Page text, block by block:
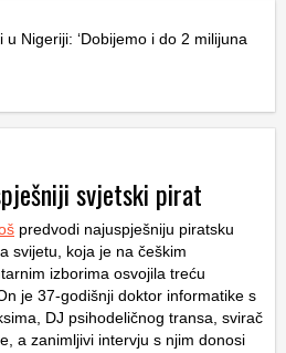
Nigeriji: ‘Dobijemo i do 2 milijuna
svjetski pirat
predvodi najuspješniju piratsku
svijetu, koja je na češkim
izborima osvojila treću
je 37-godišnji doktor informatike s
DJ psihodeličnog transa, svirač
a zanimljivi intervju s njim donosi